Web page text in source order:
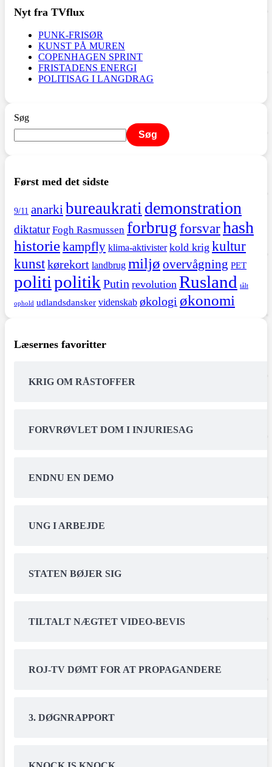
Nyt fra TVflux
PUNK-FRISØR
KUNST PÅ MUREN
COPENHAGEN SPRINT
FRISTADENS ENERGI
POLITISAG I LANGDRAG
Søg
Søg
Først med det sidste
9/11 anarki bureaukrati demonstration
diktatur Fogh Rasmussen forbrugforsvarhash
historiekampfly klima-aktivister kold krig kultur
kunstkørekort landbrug miljø overvågning PET
politipolitik Putin revolution Rusland tålt
ophold udlandsdansker videnskab økologi økonomi
Læsernes favoritter
KRIG OM RÅSTOFFER
FORVRØVLET DOM I INJURIESAG
ENDNU EN DEMO
UNG I ARBEJDE
STATEN BØJER SIG
TILTALT NÆGTET VIDEO-BEVIS
ROJ-TV DØMT FOR AT PROPAGANDERE
3. DØGNRAPPORT